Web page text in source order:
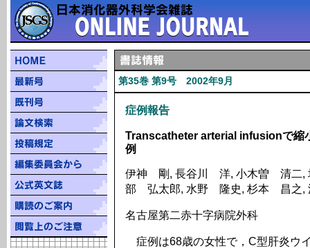
第35巻 第9号 2002年9月
症例報告
Transcatheter arterial infusionで縮
例
伊神 剛, 長谷川 洋, 小木曽 清二
部 弘太郎, 水野 隆史, 杉本 昌之,
名古屋第二赤十字病院外科
症例は68歳の女性で，C型肝炎ウ